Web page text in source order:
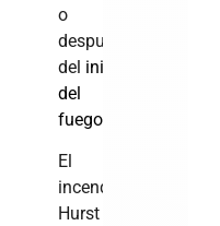
o
después
del inicio
del
fuego.
El
incendio
Hurst